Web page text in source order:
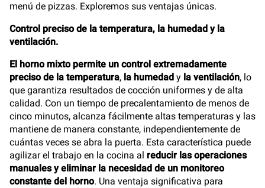
menú de pizzas. Exploremos sus ventajas únicas.
Control preciso de la temperatura, la humedad y la
ventilación.
El horno mixto permite un control extremadamente
preciso de la temperatura, la humedad y la ventilación, lo
que garantiza resultados de cocción uniformes y de alta
calidad. Con un tiempo de precalentamiento de menos de
cinco minutos, alcanza fácilmente altas temperaturas y las
mantiene de manera constante, independientemente de
cuántas veces se abra la puerta. Esta característica puede
agilizar el trabajo en la cocina al reducir las operaciones
manuales y eliminar la necesidad de un monitoreo
constante del horno. Una ventaja significativa para